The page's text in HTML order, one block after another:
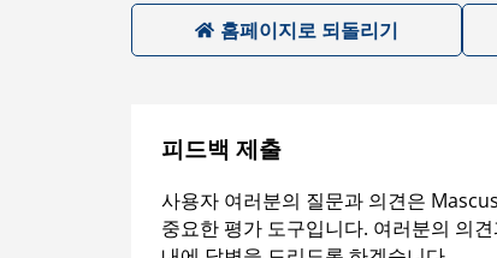
홈페이지로 되돌리기
피드백 제출
사용자 여러분의 질문과 의견은
중요한 평가 도구입니다. 여러분의 의